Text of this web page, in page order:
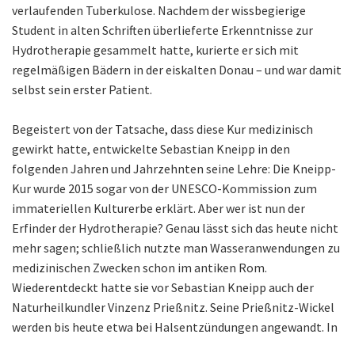
verlaufenden Tuberkulose. Nachdem der wissbegierige
Student in alten Schriften überlieferte Erkenntnisse zur
Hydrotherapie gesammelt hatte, kurierte er sich mit
regelmäßigen Bädern in der eiskalten Donau – und war damit
selbst sein erster Patient.
Begeistert von der Tatsache, dass diese Kur medizinisch
gewirkt hatte, entwickelte Sebastian Kneipp in den
folgenden Jahren und Jahrzehnten seine Lehre: Die Kneipp-
Kur wurde 2015 sogar von der UNESCO-Kommission zum
immateriellen Kulturerbe erklärt. Aber wer ist nun der
Erfinder der Hydrotherapie? Genau lässt sich das heute nicht
mehr sagen; schließlich nutzte man Wasseranwendungen zu
medizinischen Zwecken schon im antiken Rom.
Wiederentdeckt hatte sie vor Sebastian Kneipp auch der
Naturheilkundler Vinzenz Prießnitz. Seine Prießnitz-Wickel
werden bis heute etwa bei Halsentzündungen angewandt. In